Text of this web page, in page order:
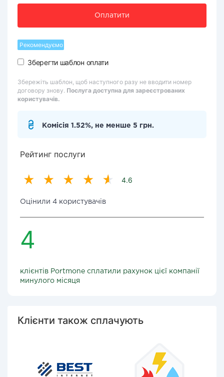
Оплатити
Рекомендуємо
Зберегти шаблон оплати
Збережіть шаблон, щоб наступного разу не вводити номер
договору знову. Послуга доступна для зареєстрованих
користувачів.
Комісія 1.52%, не менше 5 грн.
Рейтинг послуги
4.6
Оцінили 4 користувачів
4
клієнтів Portmone сплатили рахунок цієї компанії
минулого місяця
Клієнти також сплачують